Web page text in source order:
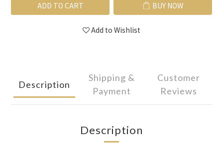
ADD TO CART BUY NOW
Add to Wishlist
Description
Shipping &
Payment
Customer
Reviews
Description